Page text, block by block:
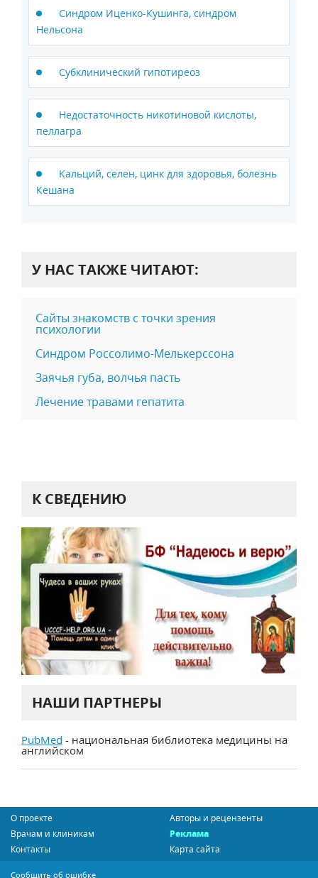
Синдром Иценко-Кушинга, синдром
Нельсона
Субклинический гипотиреоз
Недостаточность никотиновой кислоты,
пеллагра
Кальций, селен, цинк для здоровья, болезнь
Кешана
У НАС ТАКЖЕ ЧИТАЮТ:
Сайты знакомств с точки зрения
психологии
Синдром Россолимо-Мелькерссона
Заячья губа, волчья пасть
Лечение травами гепатита
К СВЕДЕНИЮ
НАШИ ПАРТНЕРЫ
PubMed - национальная библиотека медицины на
английском
О проекте
Авторы и рецензенты
Врачам и клиникам
Реклама
Контакты
Карта сайта
Сообщить об ошибке